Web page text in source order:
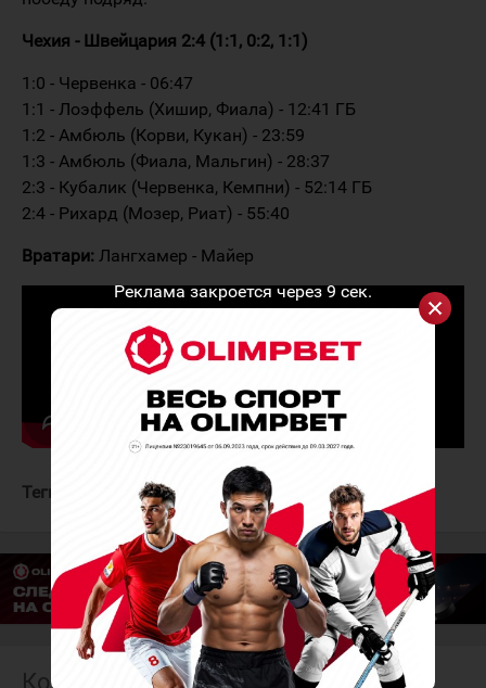
Реклама закроется через9сек.
Чехия - Швейцария 2:4 (1:1, 0:2, 1:1)
1:0 - Червенка - 06:47
1:1 - Лоэффель (Хишир, Фиала) - 12:41 ГБ
1:2 - Амбюль (Корви, Кукан) - 23:59
1:3 - Амбюль (Фиала, Мальгин) - 28:37
2:3 - Кубалик (Червенка, Кемпни) - 52:14 ГБ
2:4 - Рихард (Мозер, Риат) - 55:40
Вратари: Лангхамер - Майер
Теги: Сборная Швейцарии Сборная Чехии
Комментарии